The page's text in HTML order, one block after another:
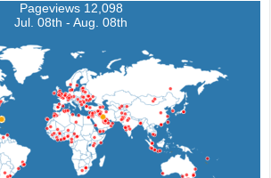
12,098 Pageviews
Jul. 08th - Aug. 08th